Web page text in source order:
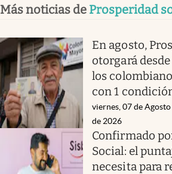
Más noticias de Prosperidad
En agosto,
otorgará
los
con 1
viernes, 07 de Agosto
de 2026
Confirmado
Social: el
necesita para